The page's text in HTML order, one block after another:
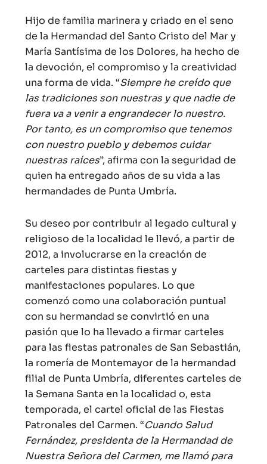
Hijo de familia marinera y criado en el seno
de la Hermandad del Santo Cristo del Mar y
María Santísima de los Dolores, ha hecho de
la devoción, el compromiso y la creatividad
una forma de vida. “Siempre he creído que
las tradiciones son nuestras y que nadie de
fuera va a venir a engrandecer lo nuestro.
Por tanto, es un compromiso que tenemos
con nuestro pueblo y debemos cuidar
nuestras raíces”, afirma con la seguridad de
quien ha entregado años de su vida a las
hermandades de Punta Umbría.
Su deseo por contribuir al legado cultural y
religioso de la localidad le llevó, a partir de
2012, a involucrarse en la creación de
carteles para distintas fiestas y
manifestaciones populares. Lo que
comenzó como una colaboración puntual
con su hermandad se convirtió en una
pasión que lo ha llevado a firmar carteles
para las fiestas patronales de San Sebastián,
la romería de Montemayor de la hermandad
filial de Punta Umbría, diferentes carteles de
la Semana Santa en la localidad o, esta
temporada, el cartel oficial de las Fiestas
Patronales del Carmen. “Cuando Salud
Fernández, presidenta de la Hermandad de
Nuestra Señora del Carmen, me llamó para